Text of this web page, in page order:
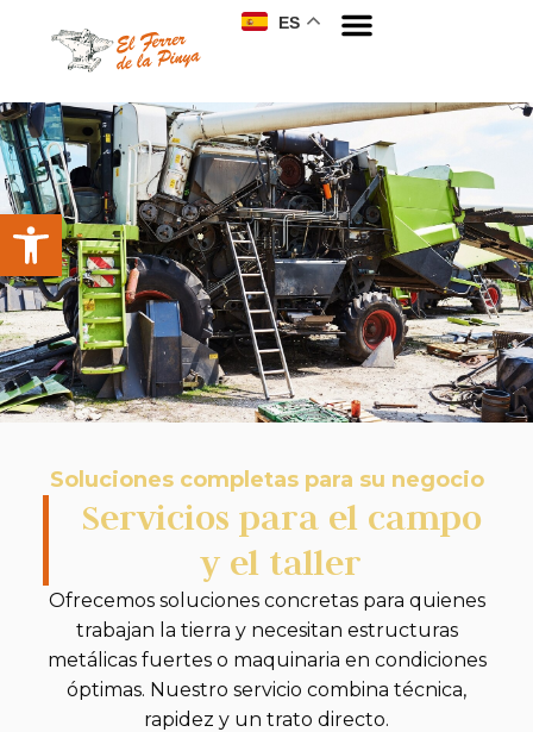
ES
Soluciones completas para su negocio
Servicios para el campo
y el taller
Ofrecemos soluciones concretas para quienes
trabajan la tierra y necesitan estructuras
metálicas fuertes o maquinaria en condiciones
óptimas. Nuestro servicio combina técnica,
rapidez y un trato directo.